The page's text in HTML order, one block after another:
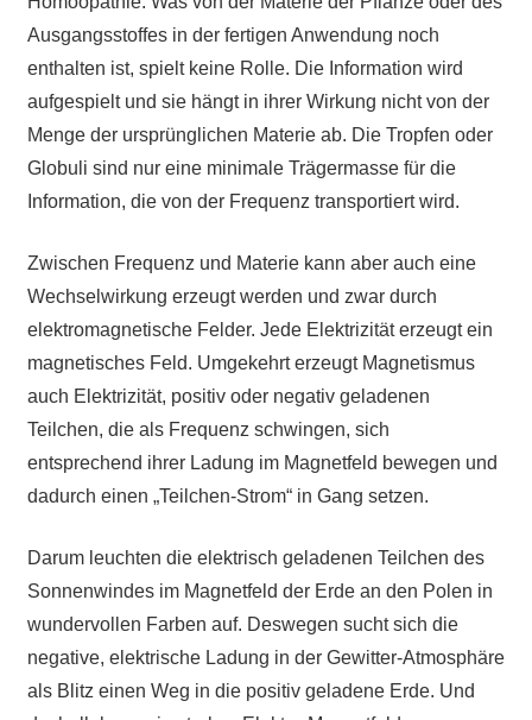
Ausgangsstoffes in der fertigen Anwendung noch
enthalten ist, spielt keine Rolle. Die Information wird
aufgespielt und sie hängt in ihrer Wirkung nicht von der
Menge der ursprünglichen Materie ab. Die Tropfen oder
Globuli sind nur eine minimale Trägermasse für die
Information, die von der Frequenz transportiert wird.
Zwischen Frequenz und Materie kann aber auch eine
Wechselwirkung erzeugt werden und zwar durch
elektromagnetische Felder. Jede Elektrizität erzeugt ein
magnetisches Feld. Umgekehrt erzeugt Magnetismus
auch Elektrizität, positiv oder negativ geladenen
Teilchen, die als Frequenz schwingen, sich
entsprechend ihrer Ladung im Magnetfeld bewegen und
dadurch einen „Teilchen-Strom“ in Gang setzen.
Darum leuchten die elektrisch geladenen Teilchen des
Sonnenwindes im Magnetfeld der Erde an den Polen in
wundervollen Farben auf. Deswegen sucht sich die
negative, elektrische Ladung in der Gewitter-Atmosphäre
als Blitz einen Weg in die positiv geladene Erde. Und